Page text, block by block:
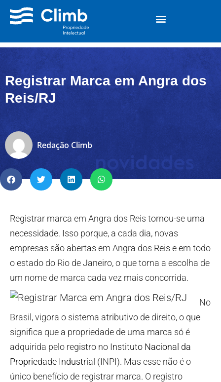
Registrar Marca em Angra dos
Reis/RJ
Redação Climb
Registrar marca em Angra dos Reis tornou-se uma
necessidade. Isso porque, a cada dia, novas
empresas são abertas em Angra dos Reis e em todo
o estado do Rio de Janeiro, o que torna a escolha de
um nome de marca cada vez mais concorrida.
No
Brasil, vigora o sistema atributivo de direito, o que
significa que a propriedade de uma marca só é
adquirida pelo registro no Instituto Nacional da
Propriedade Industrial (INPI). Mas esse não é o
único benefício de registrar marca. O registro